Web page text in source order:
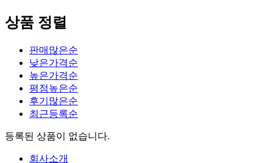
상품 정렬
판매많은순
낮은가격순
높은가격순
평점높은순
후기많은순
최근등록순
등록된 상품이 없습니다.
회사소개